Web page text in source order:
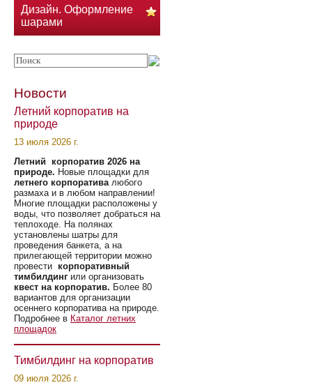
Дизайн. Оформление
шарами
Новости
Летний корпоратив на
природе
13 июля 2026 г.
Летний корпоратив 2026 на
природе. Новые площадки для
летнего корпоративалюбого
размаха и в любом направлении!
Многие площадки расположены у
воды, что позволяет добраться на
теплоходе. На полянах
установлены шатры для
проведения банкета, а на
прилегающей территории можно
провести корпоративный
тимбилдинг или организовать
квест на корпоратив. Более 80
вариантов для организации
осеннего корпоратива на природе.
Подробнее в Каталог летних
площадок
Тимбилдинг на корпоратив
09 июля 2026 г.